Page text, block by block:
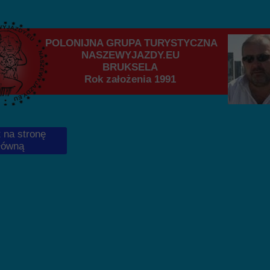
na stronę
POLONIJNA GRUPA TURYSTYCZNA
NASZEWYJAZDY.EU
BRUKSELA
Rok założenia 1991